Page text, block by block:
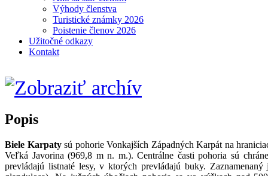
Výhody členstva
Turistické známky 2026
Poistenie členov 2026
Užitočné odkazy
Kontakt
Popis
Biele Karpatysú pohorie Vonkajších Západných Karpát na
Veľká Javorina (969,8 m n. m.). Centrálne časti pohoria sú
prevládajú listnaté lesy, v ktorých prevládajú buky.